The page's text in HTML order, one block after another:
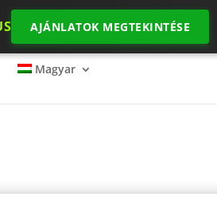
AJÁNLATOK MEGTEKINTÉSE
felszerelésre van szükséged ahhoz,
Magyar